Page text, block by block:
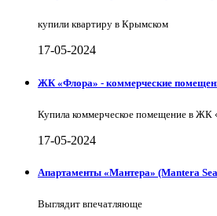
купили квартиру в Крымском
17-05-2024
ЖК «Флора» - коммерческие
Купила коммерческое помещение в ЖК
17-05-2024
Апартаменты «Мантера» (Mantera
Выглядит впечатляюще